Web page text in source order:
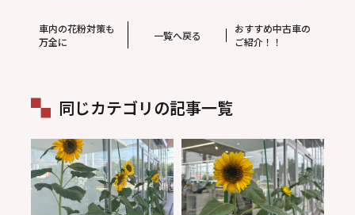
車内の花粉対策も
万全に
一覧へ戻る
おすすめ中古車の
ご紹介！！
同じカテゴリの記事一覧